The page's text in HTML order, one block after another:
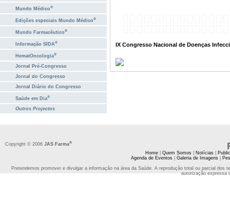
Mundo Médico®
Edições especiais Mundo Médico®
Mundo Farmacêutico®
Informação SIDA®
HematOncologia®
Jornal Pré-Congresso
Jornal do Congresso
Jornal Diário do Congresso
Saúde em Dia®
Outros Projectos
IX Congresso Nacional de Doenças
Copyright © 2006 JAS Farma®
Home| Quem Somos| Notícias|
Agenda de Eventos| Galeria de Imagens|
Pretendemos promover e divulgar a informação na área da Saúde. A reprodução total ou parcial
autorização expressa